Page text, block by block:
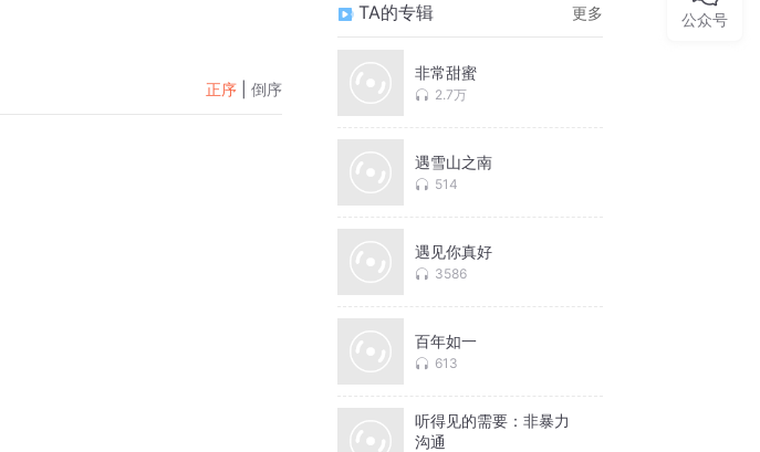
正序 倒序
TA的专辑 更多
非常甜蜜
2.7万
遇雪山之南
514
遇见你真好
3586
百年如一
613
听得见的需要：非暴力
沟通
公众号